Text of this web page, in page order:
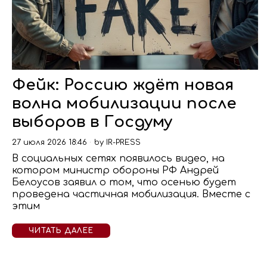
Фейк: Россию ждёт новая
волна мобилизации после
выборов в Госдуму
27 июля 2026 18:46 by IR-PRESS
В социальных сетях появилось видео, на
котором министр обороны РФ Андрей
Белоусов заявил о том, что осенью будет
проведена частичная мобилизация. Вместе с
этим
ЧИТАТЬ ДАЛЕЕ